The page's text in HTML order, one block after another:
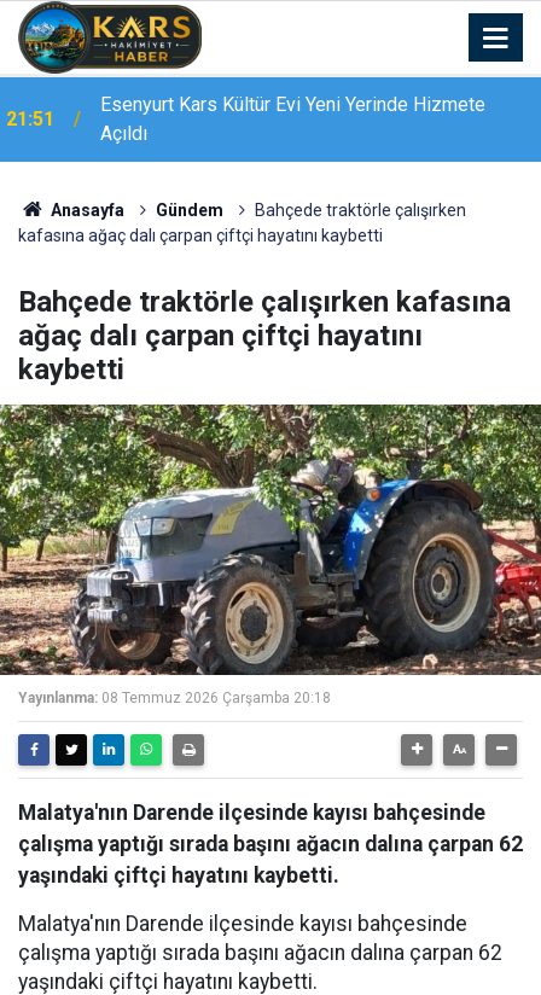
21:51
Esenyurt Kars Kültür Evi Yeni Yerinde Hizmete
21:19
Bingöl’de 16 dairelik bina alevlere teslim oldu:
Mahsur kalanları itfaiye merdivenle kurtardı
Anasayfa Gündem
Bahçede traktörle çalışırken
kafasına ağaç dalı çarpan çiftçi hayatını kaybetti
Bahçede traktörle çalışırken kafasına
ağaç dalı çarpan çiftçi hayatını
kaybetti
Yayınlanma: 08 Temmuz 2026 Çarşamba 20:18
Malatya'nın Darende ilçesinde kayısı bahçesinde
çalışma yaptığı sırada başını ağacın dalına çarpan 62
yaşındaki çiftçi hayatını kaybetti.
Malatya'nın Darende ilçesinde kayısı bahçesinde
çalışma yaptığı sırada başını ağacın dalına çarpan 62
yaşındaki çiftçi hayatını kaybetti.